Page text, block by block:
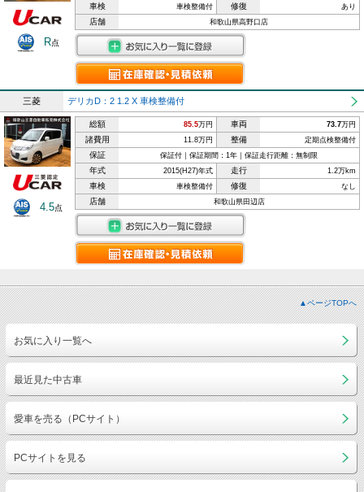
R点
車検 車検整備付 修復 あり
店舗 和歌山県高野口店
三菱 デリカD：2 1.2 X 車検整備付
4.5点
総額 85.5万円 車両 73.7万円
諸費用 11.8万円 整備 定期点検整備付
保証 保証付｜保証期間：1年｜保証走行距離：無制限
年式 2015(H27)年式 走行 1.2万km
車検 車検整備付 修復 なし
店舗 和歌山県田辺店
▲ページTOPへ
お気に入り一覧へ
最近見た中古車
愛車を売る（PCサイト）
PCサイトを見る